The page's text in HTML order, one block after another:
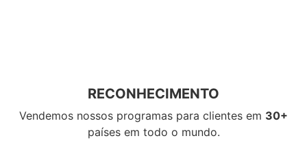
RECONHECIMENTO
Vendemos nossos programas para clientes em 30+
países em todo o mundo.